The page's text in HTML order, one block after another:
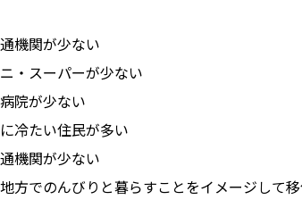
機関が少ない
・スーパーが少ない
院が少ない
冷たい住民が多い
機関が少ない
方でのんびりと暮らすことをイメージして